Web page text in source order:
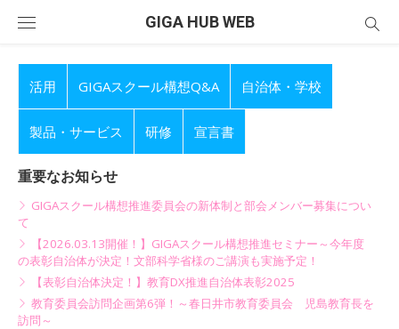
GIGA HUB WEB
活用 GIGAスクール構想Q&A 自治体・学校
製品・サービス 研修 宣言書
重要なお知らせ
GIGAスクール構想推進委員会の新体制と部会メンバー募集につい
て
【2026.03.13開催！】GIGAスクール構想推進セミナー～今年度
の表彰自治体が決定！文部科学省様のご講演も実施予定！
【表彰自治体決定！】教育DX推進自治体表彰2025
教育委員会訪問企画第6弾！～春日井市教育委員会 児島教育長を
訪問～